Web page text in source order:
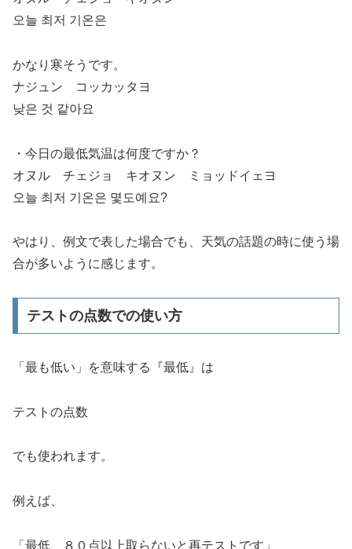
오늘 최저 기온은
かなり寒そうです。
ナジュン コッカッタヨ
낮은 것 같아요
・今日の最低気温は何度ですか？
オヌル チェジョ キオヌン ミョッドイェヨ
오늘 최저 기온은 몇도예요?
やはり、例文で表した場合でも、天気の話題の時に使う場
合が多いように感じます。
テストの点数での使い方
「最も低い」を意味する『最低』は
テストの点数
でも使われます。
例えば、
「最低、８０点以上取らないと再テストです」